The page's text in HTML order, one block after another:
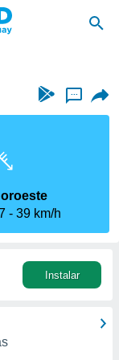
...
39 km/h
Instalar